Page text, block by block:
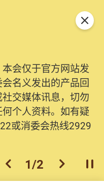
会仅于官方网站发
名义发出的产品回
交媒体讯息，切勿
个人资料。如有疑
或消委会热线2929
上一个
1/2 下一个开
关闭